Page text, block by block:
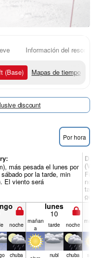
Información del resort
(Base) Mapas de tiempo
discount
Por hora
más pesada el lunes por
por la tarde, min
El viento será
lunes
10
noche mañan
a
tarde noche
chuba nubl chuba